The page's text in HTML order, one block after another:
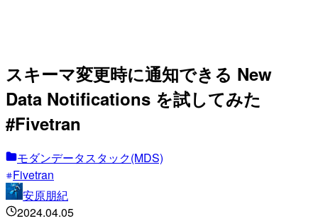
スキーマ変更時に通知できる New
Data Notifications を試してみた
#Fivetran
モダンデータスタック(MDS)
Fivetran
安原朋紀
2024.04.05